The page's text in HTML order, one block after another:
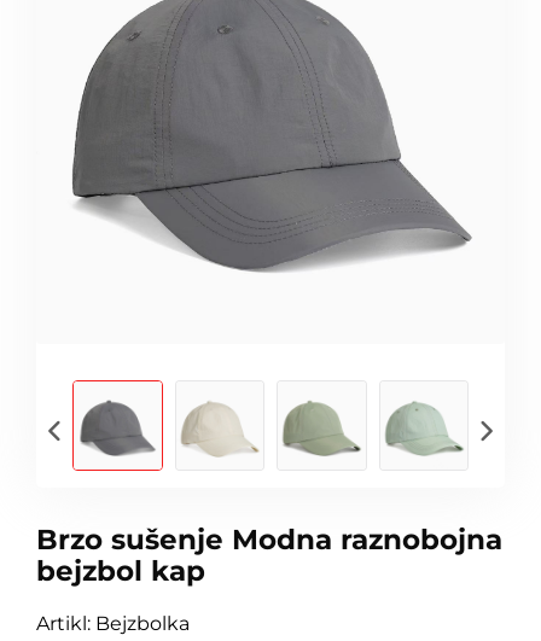
Brzo sušenje Modna raznobojna
bejzbol kap
Artikl: Bejzbolka